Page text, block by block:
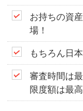
お持ちの資
場！
もちろん日
審査時間は
限度額は最